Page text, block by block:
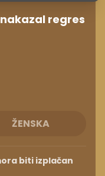
regres
ŽENSKA
biti izplačan